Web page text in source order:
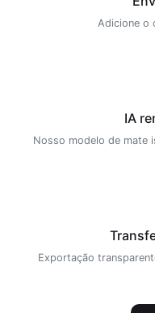
Adicione o
IA
Nosso modelo de mate
Exportação